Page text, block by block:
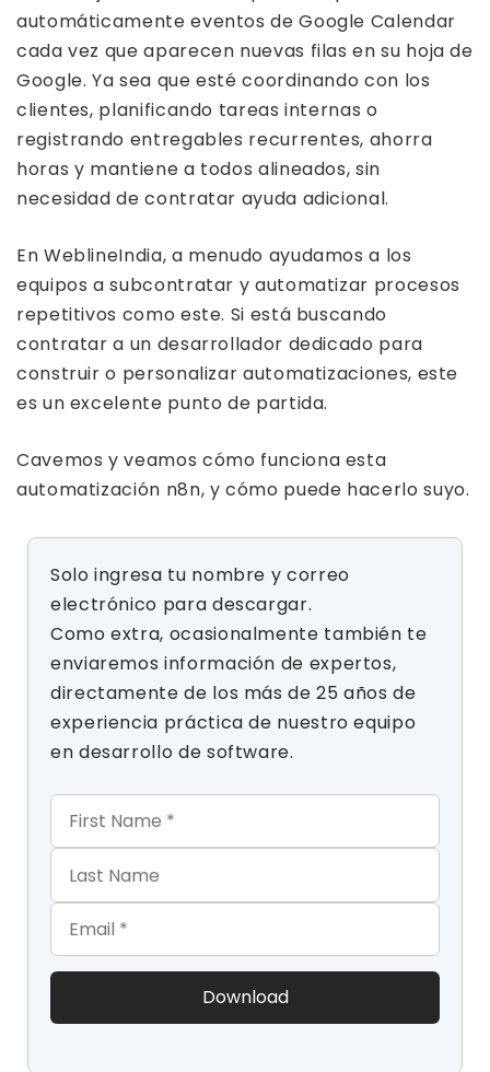
automáticamente eventos de Google Calendar
cada vez que aparecen nuevas filas en su hoja de
Google. Ya sea que esté coordinando con los
clientes, planificando tareas internas o
registrando entregables recurrentes, ahorra
horas y mantiene a todos alineados, sin
necesidad de contratar ayuda adicional.
En WeblineIndia, a menudo ayudamos a los
equipos a subcontratar y automatizar procesos
repetitivos como este. Si está buscando
contratar a un desarrollador dedicado para
construir o personalizar automatizaciones, este
es un excelente punto de partida.
Cavemos y veamos cómo funciona esta
automatización n8n, y cómo puede hacerlo suyo.
Solo ingresa tu nombre y correo
electrónico para descargar.
Como extra, ocasionalmente también te
enviaremos información de expertos,
directamente de los más de 25 años de
experiencia práctica de nuestro equipo
en desarrollo de software.
First Name
Last Name
Email